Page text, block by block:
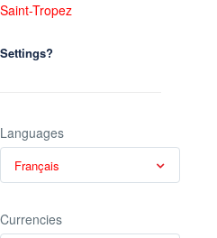
Saint-Tropez
Settings?
Languages
Français
Currencies